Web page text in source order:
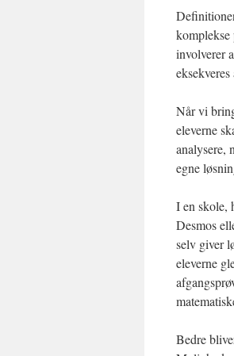
komplekse
involverer
Når vi
eleverne
analysere,
egne
I en skole,
Desmos
selv giver
eleverne
Bedre